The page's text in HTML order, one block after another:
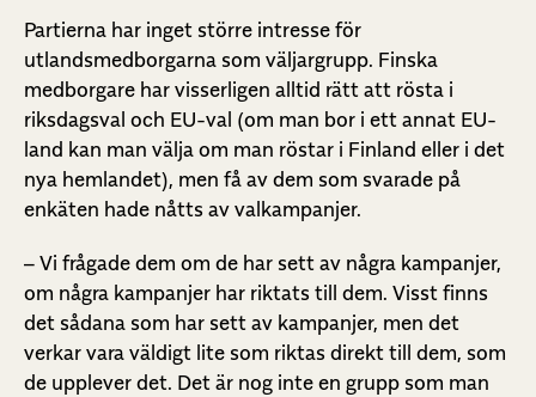
Partierna har inget större intresse för
utlandsmedborgarna som väljargrupp. Finska
medborgare har visserligen alltid rätt att rösta i
riksdagsval och EU-val (om man bor i ett annat EU-
land kan man välja om man röstar i Finland eller i det
nya hemlandet), men få av dem som svarade på
enkäten hade nåtts av valkampanjer.
– Vi frågade dem om de har sett av några kampanjer,
om några kampanjer har riktats till dem. Visst finns
det sådana som har sett av kampanjer, men det
verkar vara väldigt lite som riktas direkt till dem, som
de upplever det. Det är nog inte en grupp som man